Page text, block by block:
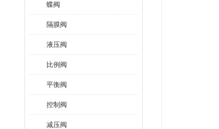
蝶阀
隔膜阀
液压阀
比例阀
平衡阀
控制阀
减压阀